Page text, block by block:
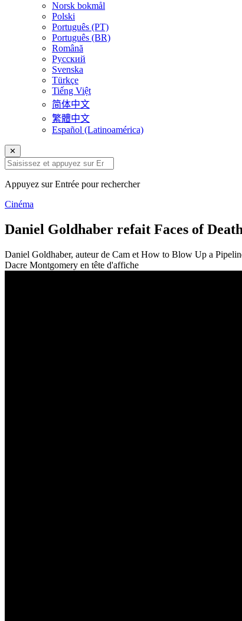
Norsk bokmål
Polski
Português (PT)
Português (BR)
Română
Русский
Svenska
Türkçe
Tiếng Việt
简体中文
繁體中文
Español (Latinoamérica)
✕
Appuyez sur Entrée pour rechercher
Cinéma
Daniel Goldhaber refait Faces of
Daniel Goldhaber, auteur de Cam et How to Blow Up a
Dacre Montgomery en tête d'affiche